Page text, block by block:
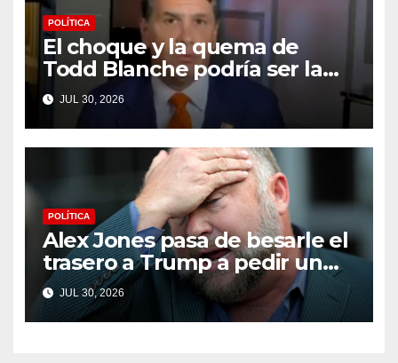
POLÍTICA
El choque y la quema de
Todd Blanche podría ser la
máxima humillación de
Trump
JUL 30, 2026
POLÍTICA
Alex Jones pasa de besarle el
trasero a Trump a pedir un
impeachment
JUL 30, 2026